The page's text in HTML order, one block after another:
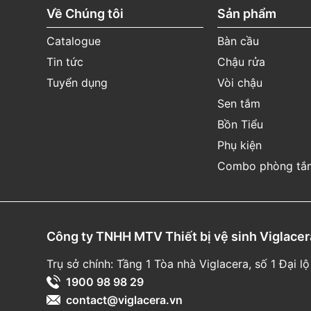
Vật tư tiêuhao
(Pin,...)
3tháng (Từ ngày
mua hàng
Quét để theo
thể.
CD15
Về Chúng tôi
Catalogue
Tin tức
Tuyển dụng
Sản phẩm
Bàn cầu
Chậu rửa
Vòi chậu
Sen tắm
Bồn Tiểu
Phụ kiện
Combo phòng
Công ty TNHH MTV Thiết bị vệ sinh
Trụ sở chính: Tầng 1 Tòa nhà Viglacera, số 1 Đại
1900 98 98 29
contact@viglacera.vn